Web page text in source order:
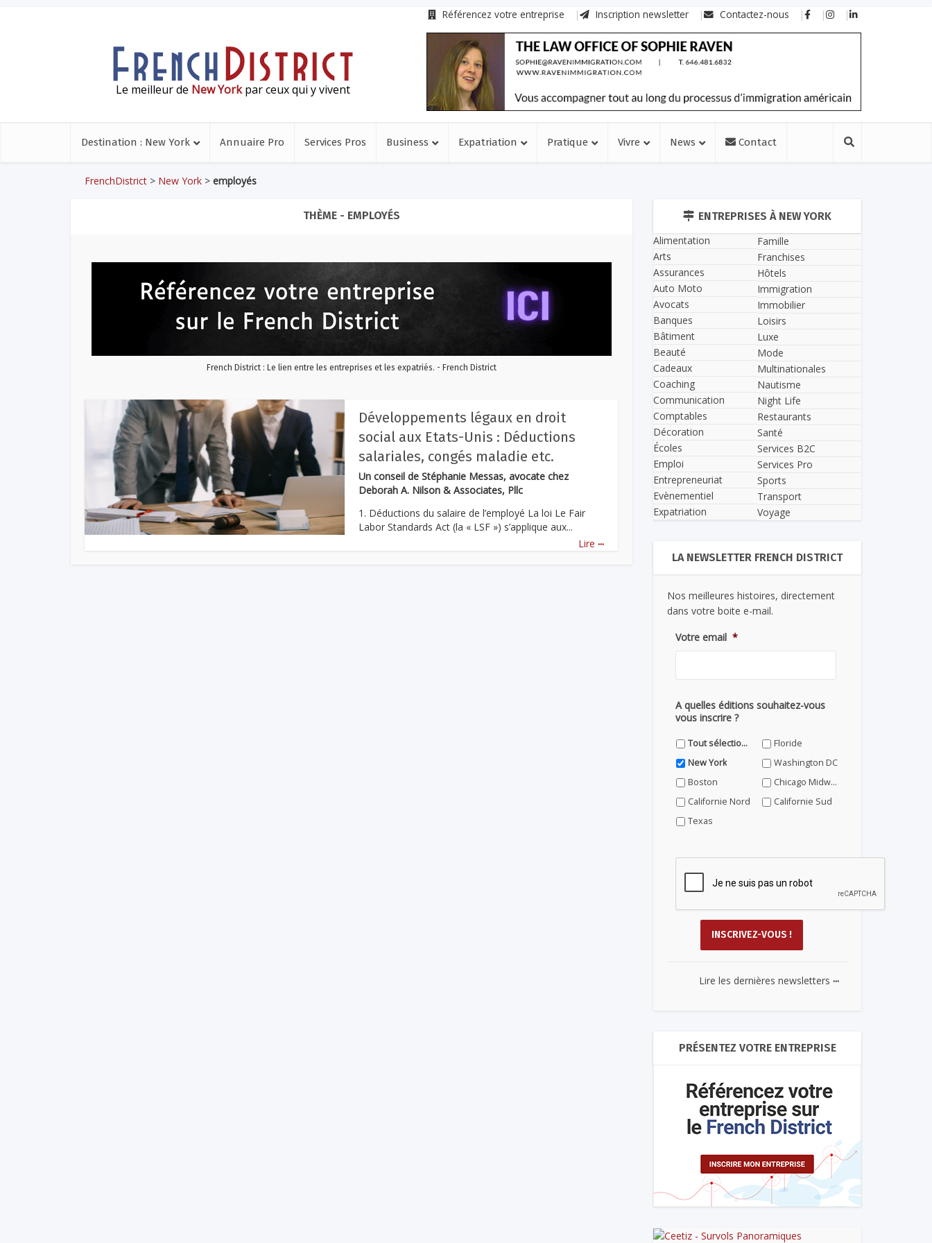
Référencez votre entreprise Inscription newsletter Contactez-nous
Le meilleur de New Yorkpar ceux qui y vivent
Destination : New York Annuaire Pro Services Pros Business Expatriation Pratique Vivre News Contact
FrenchDistrict > New York > employés
THÈME - EMPLOYÉS
French District : Le lien entre les entreprises et les expatriés. - French District
Développements légaux en droit
social aux Etats-Unis : Déductions
salariales, congés maladie etc.
Un conseil de Stéphanie Messas, avocate chez
Deborah A. Nilson & Associates, Pllc
1. Déductions du salaire de l’employé La loi Le Fair
Labor Standards Act (la « LSF ») s’applique aux...
Lire ...
ENTREPRISES À NEW YORK
Alimentation
Arts
Assurances
Auto Moto
Avocats
Banques
Bâtiment
Beauté
Cadeaux
Coaching
Communication
Comptables
Décoration
Écoles
Emploi
Entrepreneuriat
Evènementiel
Expatriation
Famille
Franchises
Hôtels
Immigration
Immobilier
Loisirs
Luxe
Mode
Multinationales
Nautisme
Night Life
Restaurants
Santé
Services B2C
Services Pro
Sports
Transport
Voyage
LA NEWSLETTER FRENCH DISTRICT
Nos meilleures histoires, directement
dans votre boite e-mail.
Votre email *
A quelles éditions souhaitez-vous
vous inscrire ?
Tout sélectionner
Floride
New York
Washington DC
Boston
Chicago Midwest
Californie Nord
Californie Sud
Texas
Lire les dernières newsletters ...
PRÉSENTEZ VOTRE ENTREPRISE